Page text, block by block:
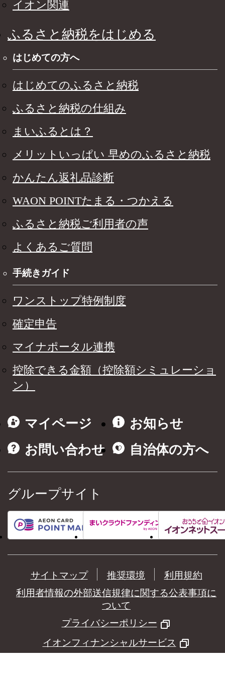
イオン関連
ふるさと納税をはじめる
はじめての方へ
はじめてのふるさと納税
ふるさと納税の仕組み
まいふるとは？
メリットいっぱい 早めのふるさと納税
かんたん返礼品診断
WAON POINTたまる・つかえる
ふるさと納税ご利用者の声
よくあるご質問
手続きガイド
ワンストップ特例制度
確定申告
マイナポータル連携
控除できる金額（控除額シミュレーショ
ン）
マイページ
お知らせ
お問い合わせ
自治体の方へ
グループサイト
サイトマップ 推奨環境
利用規約
利用者情報の外部送信規律に関する公表事項に
ついて
プライバシーポリシー
イオンフィナンシャルサービス